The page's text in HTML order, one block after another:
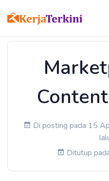
Di posting pada 15
Ditutup